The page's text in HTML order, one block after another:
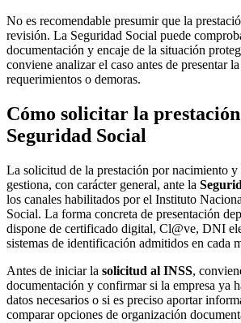
No es recomendable presumir que la
revisión. La Seguridad Social puede
documentación y encaje de la situación
conviene analizar el caso antes de presentar
requerimientos o demoras.
Cómo solicitar la
Seguridad Social
La solicitud de la prestación por nacimiento y
gestiona, con carácter general, ante la
los canales habilitados por el Instituto
Social. La forma concreta de presentación
dispone de certificado digital, Cl@ve, DNI
sistemas de identificación admitidos en cada
Antes de iniciar la solicitud al INSS,
documentación y confirmar si la empresa ya
datos necesarios o si es preciso aportar
comparar opciones de organización